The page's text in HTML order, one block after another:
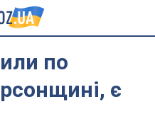
по
є